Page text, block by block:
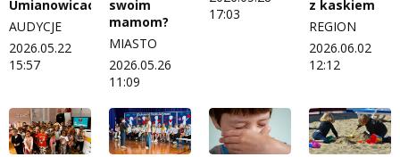
Umianowicach
AUDYCJE
2026.05.22
15:57
swoim
mamom?
MIASTO
2026.05.26
11:09
17:03
z kaskiem
REGION
2026.06.02
12:12